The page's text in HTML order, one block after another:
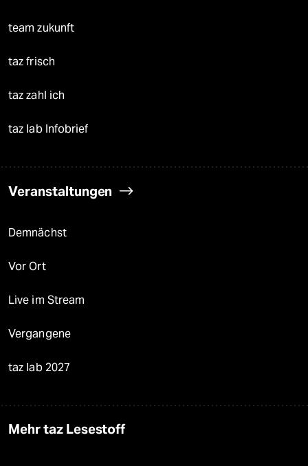
team zukunft
taz frisch
taz zahl ich
taz lab Infobrief
Veranstaltungen
Demnächst
Vor Ort
Live im Stream
Vergangene
taz lab 2027
Mehr taz Lesestoff